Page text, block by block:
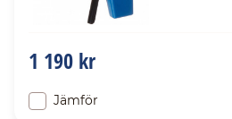
1 190 kr
Jämför